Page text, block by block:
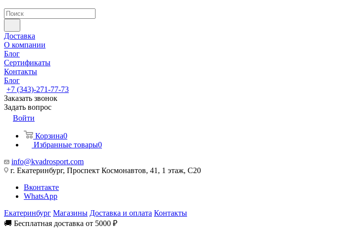
Доставка
О компании
Блог
Сертификаты
Контакты
Блог
+7 (343)-271-77-73
Заказать звонок
Задать вопрос
Войти
Корзина0
Избранные товары0
info@kvadrosport.com
г. Екатеринбург, Проспект Космонавтов, 41, 1 этаж, С20
Вконтакте
WhatsApp
Екатеринбург Магазины Доставка и оплата Контакты
🚚 Бесплатная доставка от 5000 ₽